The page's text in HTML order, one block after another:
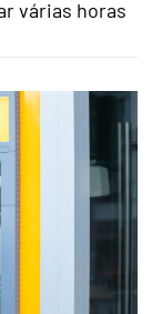
várias horas